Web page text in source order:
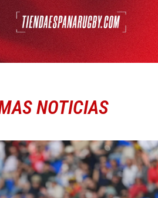
NOTICIAS